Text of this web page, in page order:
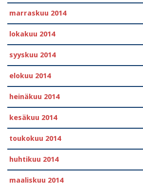
marraskuu 2014
lokakuu 2014
syyskuu 2014
elokuu 2014
heinäkuu 2014
kesäkuu 2014
toukokuu 2014
huhtikuu 2014
maaliskuu 2014